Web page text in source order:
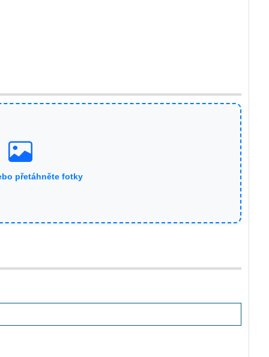
přetáhněte fotky